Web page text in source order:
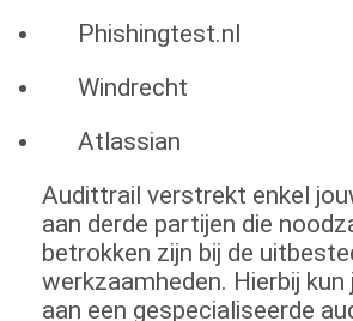
Phishingtest.nl
Windrecht
Atlassian
Audittrail verstrekt enkel
aan derde partijen die
betrokken zijn bij de
werkzaamheden. Hierbij kun
aan een gespecialiseerde